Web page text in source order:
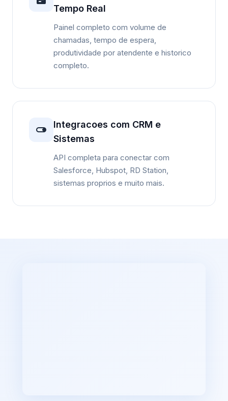
Tempo Real
Painel completo com volume de
chamadas, tempo de espera,
produtividade por atendente e historico
completo.
Integracoes com CRM e
Sistemas
API completa para conectar com
Salesforce, Hubspot, RD Station,
sistemas proprios e muito mais.